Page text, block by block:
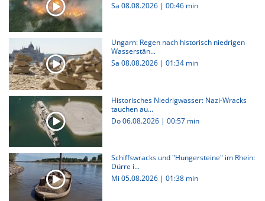
Sa 08.08.2026 | 00:46 min
Ungarn: Regen nach historisch niedrigen
Wasserstän...
Sa 08.08.2026 | 01:34 min
Historisches Niedrigwasser: Nazi-Wracks
tauchen au...
Do 06.08.2026 | 00:57 min
Schiffswracks und "Hungersteine" im Rhein:
Dürre i...
Mi 05.08.2026 | 01:38 min